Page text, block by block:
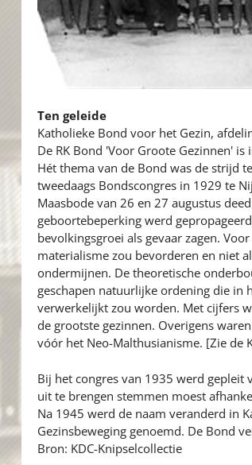
Ten geleide
Katholieke Bond voor het Gezin,
De RK Bond 'Voor Groote Gezinnen'
Hét thema van de Bond was de strijd
tweedaags Bondscongres in 1929 te
Maasbode van 26 en 27 augustus
geboortebeperking werd
bevolkingsgroei als gevaar zagen.
materialisme zou bevorderen en niet
ondermijnen. De theoretische
geschapen natuurlijke ordening die in
verwerkelijkt zou worden. Met cijfers
de grootste gezinnen. Overigens
vóór het Neo-Malthusianisme. [Zie de
Bij het congres van 1935 werd
uit te brengen stemmen moest
Na 1945 werd de naam veranderd in
Gezinsbeweging genoemd. De Bond
Bron: KDC-Knipselcollectie